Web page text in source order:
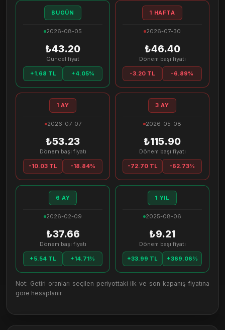
BUGÜN
2026-08-05
₺43.20
Güncel fiyat
+1.68 TL +4.05%
1 HAFTA
2026-07-30
₺46.40
Dönem başı fiyatı
-3.20 TL -6.89%
1 AY
2026-07-07
₺53.23
Dönem başı fiyatı
-10.03 TL -18.84%
3 AY
2026-05-08
₺115.90
Dönem başı fiyatı
-72.70 TL -62.73%
6 AY
2026-02-09
₺37.66
Dönem başı fiyatı
+5.54 TL +14.71%
1 YIL
2025-08-06
₺9.21
Dönem başı fiyatı
+33.99 TL +369.06%
Not: Getiri oranları seçilen periyottaki ilk ve son kapanış fiyatına
göre hesaplanır.